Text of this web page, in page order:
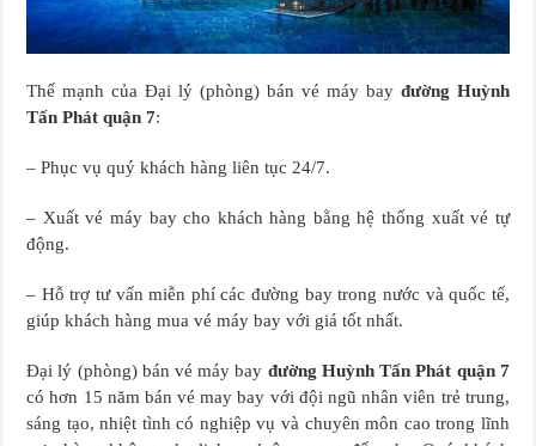
Thế mạnh của Đại lý (phòng) bán vé máy bay đường Huỳnh
Tấn Phát quận 7:
– Phục vụ quý khách hàng liên tục 24/7.
– Xuất vé máy bay cho khách hàng bằng hệ thống xuất vé tự
động.
– Hỗ trợ tư vấn miễn phí các đường bay trong nước và quốc tế,
giúp khách hàng mua vé máy bay với giá tốt nhất.
Đại lý (phòng) bán vé máy bay đường Huỳnh Tấn Phát quận 7
có hơn 15 năm bán vé may bay với đội ngũ nhân viên trẻ trung,
sáng tạo, nhiệt tình có nghiệp vụ và chuyên môn cao trong lĩnh